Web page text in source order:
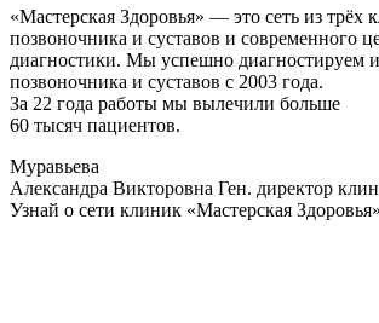
«Мастерская Здоровья» — это сеть из трёх
позвоночника и суставов и современного
диагностики. Мы успешно диагностируем
позвоночника и суставов с 2003 года.
За 22 года работы мы вылечили больше
60 тысяч пациентов.
Муравьева
Александра Викторовна Ген. директор
Узнай о сети клиник «Мастерская